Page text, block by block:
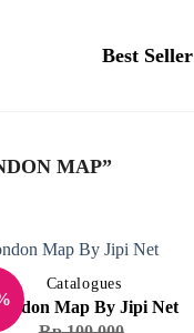
Best Seller
MAP”
Catalogues
Map By Jipi Net